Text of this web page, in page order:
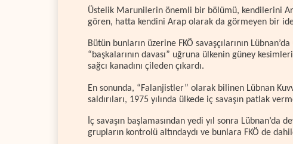
Üstelik Marunilerin önemli bir bölümü, kendilerini
gören, hatta kendini Arap olarak da görmeyen bir
Bütün bunların üzerine FKÖ savaşçılarının
“başkalarının davası” uğruna ülkenin güney
sağcı kanadını çileden çıkardı.
En sonunda, “Falanjistler” olarak bilinen Lübnan
saldırıları, 1975 yılında ülkede iç savaşın patlak
İç savaşın başlamasından yedi yıl sonra Lübnan’da
grupların kontrolü altındaydı ve bunlara FKÖ de